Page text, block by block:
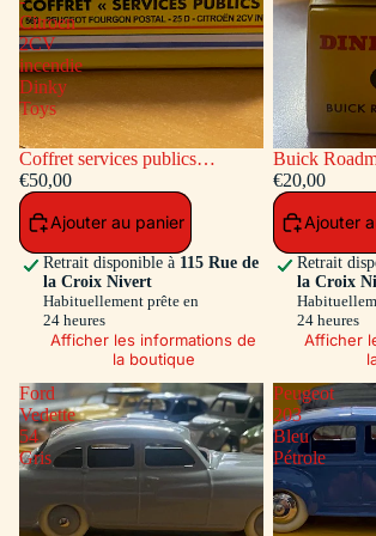
Citroen
2CV
incendie
Dinky
Toys
Coffret services publics
voitures: Peugeot Fourgon
Postal - Citroen 2CV incendie
Dinky Toys
€50,00
Ajouter au panier
Retrait disponible à 115 Rue de
la Croix Nivert
Habituellement prête en
24 heures
Afficher les informations de
la boutique
Buick
Vert
€20,00
Ajouter
Retrait
la Croix
24 heures
Afficher
Ford
Vedette
54
Gris
Peugeot
203
Bleu
Pétrole